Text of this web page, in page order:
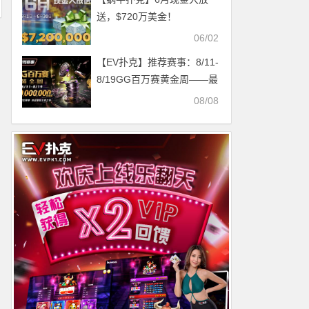
送，$720万美金！
06/02
【EV扑克】推荐赛事：8/11-
8/19GG百万赛黄金周——最
08/08